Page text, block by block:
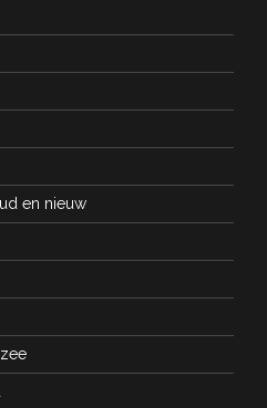
en nieuw